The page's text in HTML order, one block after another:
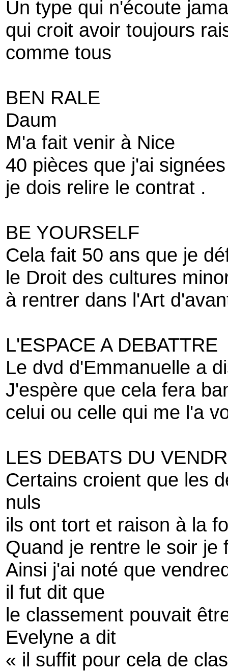
Un type qui n'écoute
qui croit avoir toujours
comme tous
BEN RALE
Daum
M'a fait venir à Nice
40 pièces que j'ai signées
je dois relire le contrat .
BE YOURSELF
Cela fait 50 ans que je
le Droit des cultures
à rentrer dans l'Art
L'ESPACE A DEBATTRE
Le dvd d'Emmanuelle a
J'espère que cela fera
celui ou celle qui me l'a
LES DEBATS DU
Certains croient que les
nuls
ils ont tort et raison à la
Quand je rentre le soir je
Ainsi j'ai noté que
il fut dit que
le classement pouvait
Evelyne a dit
« il suffit pour cela de